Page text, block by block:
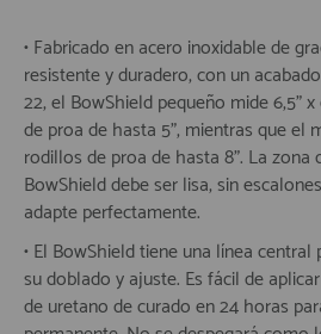
• Fabricado en acero inoxidable de
resistente y duradero, con un
22, el BowShield pequeño mide 6,5"
de proa de hasta 5", mientras que el
rodillos de proa de hasta 8". La zona
BowShield debe ser lisa, sin
adapte perfectamente.
• El BowShield tiene una línea
su doblado y ajuste. Es fácil de
de uretano de curado en 24 horas